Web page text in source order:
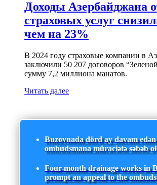
Доходы Азербайджана
страховых услуг
чем на 23%
В 2024 году страховые компании в
заключили 50 207 договоров
сумму 7,2 миллиона манатов.
Читать далее
Buzovnada dörd ay davam
ombudsmana müraciətə səbəb
Four-month drainage works in
prompt an appeal to the